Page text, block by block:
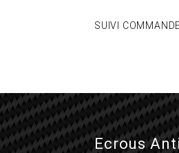
SUIVI
Ecrous